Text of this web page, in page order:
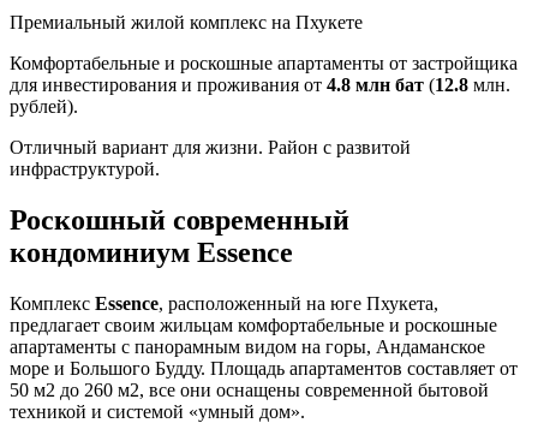
Премиальный жилой комплекс на Пхукете
Комфортабельные и роскошные апартаменты от застройщика
для инвестирования и проживания от 4.8 млн бат (12.8 млн.
рублей).
Отличный вариант для жизни. Район с развитой
инфраструктурой.
Роскошный современный
кондоминиум Essence
Комплекс Essence, расположенный на юге Пхукета,
предлагает своим жильцам комфортабельные и роскошные
апартаменты с панорамным видом на горы, Андаманское
море и Большого Будду. Площадь апартаментов составляет от
50 м2 до 260 м2, все они оснащены современной бытовой
техникой и системой «умный дом».